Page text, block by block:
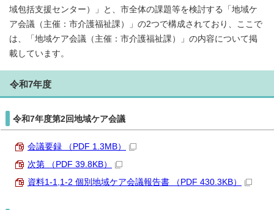
域包括支援センター）」と、市全体の課題等を検討する「地域ケ
ア会議（主催：市介護福祉課）」の2つで構成されており、ここで
は、「地域ケア会議（主催：市介護福祉課）」の内容について掲
載しています。
令和7年度
令和7年度第2回地域ケア会議
会議要録 （PDF 1.3MB）
次第 （PDF 39.8KB）
資料1-1,1-2 個別地域ケア会議報告書 （PDF 430.3KB）